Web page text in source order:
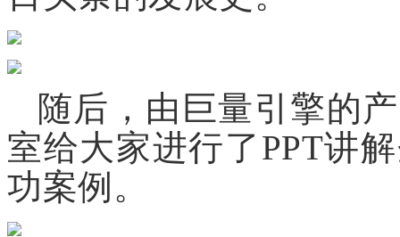
随后，由巨量引擎的
室给大家进行了PPT讲
功案例。